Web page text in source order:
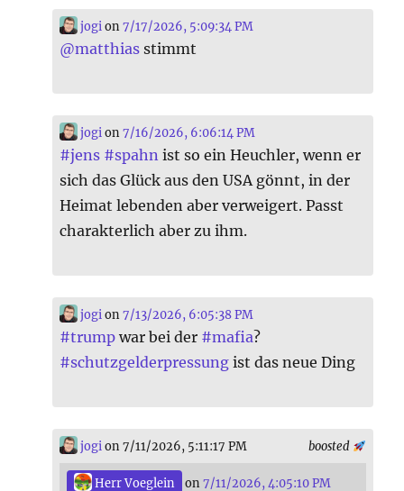
jogion7/17/2026, 5:09:34 PM
@matthias stimmt
jogion7/16/2026, 6:06:14 PM
#jens #spahn ist so ein Heuchler, wenn er
sich das Glück aus den USA gönnt, in der
Heimat lebenden aber verweigert. Passt
charakterlich aber zu ihm.
jogion7/13/2026, 6:05:38 PM
#trump war bei der #mafia?
#schutzgelderpressung ist das neue Ding
boosted
jogion 7/11/2026, 5:11:17 PM
Herr Voeglein on7/11/2026, 4:05:10 PM